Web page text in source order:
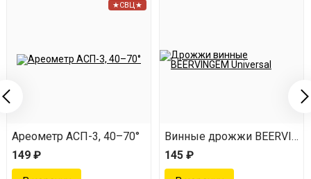
★СВЦ★
Ареометр АСП-3, 40–70°
149 ₽
Винные дрожжи
145 ₽